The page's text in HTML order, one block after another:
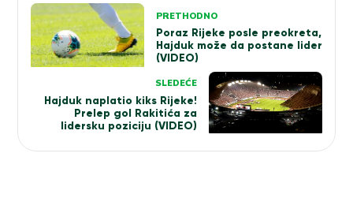
Kretanje
članka
PRETHODNO
Poraz Rijeke posle preokreta,
Hajduk može da postane lider
(VIDEO)
SLEDEĆE
Hajduk naplatio kiks Rijeke!
Prelep gol Rakitića za
lidersku poziciju (VIDEO)